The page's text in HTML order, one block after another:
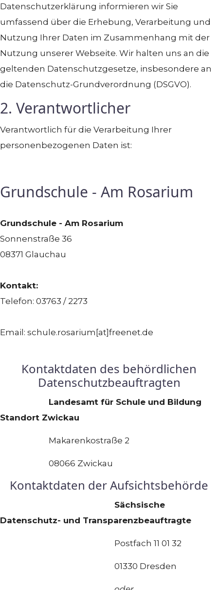
Datenschutzerklärung informieren wir Sie
umfassend über die Erhebung, Verarbeitung und
Nutzung Ihrer Daten im Zusammenhang mit der
Nutzung unserer Webseite. Wir halten uns an die
geltenden Datenschutzgesetze, insbesondere an
die Datenschutz-Grundverordnung (DSGVO).
2. Verantwortlicher
Verantwortlich für die Verarbeitung Ihrer
personenbezogenen Daten ist:
Grundschule - Am Rosarium
Grundschule - Am Rosarium
Sonnenstraße 36
08371 Glauchau
Kontakt:
Telefon: 03763 / 2273
Email: schule.rosarium[at]freenet.de
Kontaktdaten des behördlichen
Datenschutzbeauftragten
Landesamt für Schule und Bildung
Standort Zwickau
Makarenkostraße 2
08066 Zwickau
Kontaktdaten der Aufsichtsbehörde
Sächsische
Datenschutz- und Transparenzbeauftragte
Postfach 11 01 32
01330 Dresden